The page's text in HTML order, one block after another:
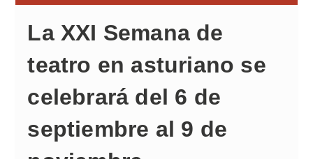
La XXI Semana de
teatro en asturiano se
celebrará del 6 de
septiembre al 9 de